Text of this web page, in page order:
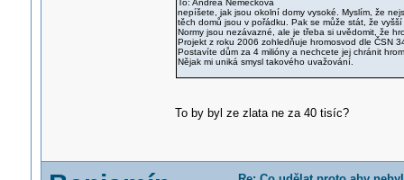
To: Andrea Němečková
nepíšete, jak jsou okolní domy vysoké. Myslím, že
těch domů jsou v pořádku. Pak se může stát, že
Normy jsou nezávazné, ale je třeba si uvědomit, že
Projekt z roku 2006 zohledňuje hromosvod dle ČSN
Postavíte dům za 4 milióny a nechcete jej chránit
Nějak mi uniká smysl takového uvažování.
To by byl ze zlata ne za 40 tisíc?